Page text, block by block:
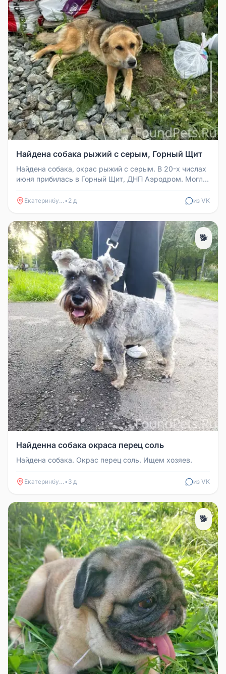
Найдена собака рыжий с серым, Горный Щит
Найдена собака, окрас рыжий с серым. В 20-х числах
июня прибилась в Горный Щит, ДНП Аэродром. Могла,
Екатеринбург• 2 д из VK
🐕
Найденна собака окраса перец соль
Найдена собака. Окрас перец соль. Ищем хозяев.
Екатеринбург• 3 д из VK
🐕